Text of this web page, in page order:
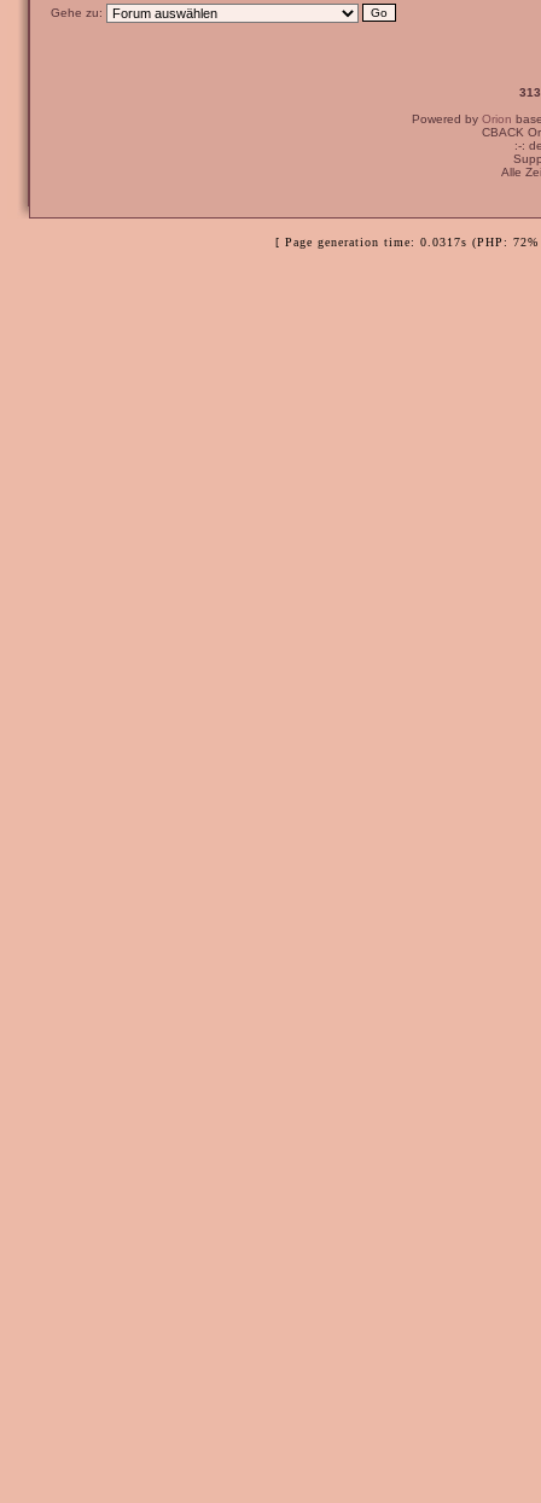
Gehe zu:
Powered by Orion
CBACK
:-:
Alle
[ Page generation time: 0.0317s (PHP: